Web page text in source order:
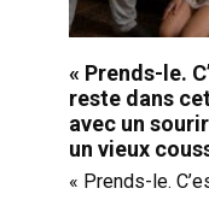
« Prends-le.
reste dans
avec un
un vieux
« Prends-le.